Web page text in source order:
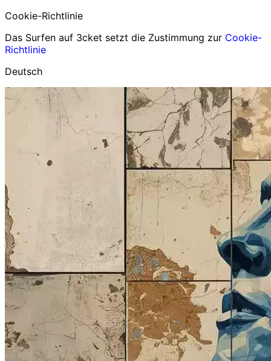
Cookie-Richtlinie
Das Surfen auf 3cket setzt die Zustimmung zur Cookie-
Richtlinie
Deutsch